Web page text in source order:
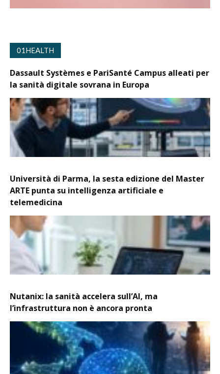
01HEALTH
Dassault Systèmes e PariSanté Campus alleati per
la sanità digitale sovrana in Europa
Università di Parma, la sesta edizione del Master
ARTE punta su intelligenza artificiale e
telemedicina
Nutanix: la sanità accelera sull’AI, ma
l’infrastruttura non è ancora pronta